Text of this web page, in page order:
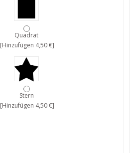
Quadrat
[Hinzufügen 4,50 €]
Stern
[Hinzufügen 4,50 €]